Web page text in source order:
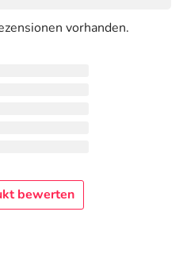
vorhanden.
bewerten